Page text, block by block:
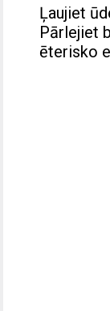
Ļaujiet
Pārlejiet
ēterisko